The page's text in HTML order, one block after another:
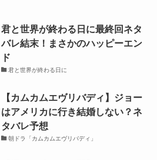
君と世界が終わる日に最終回ネタ
バレ結末！まさかのハッピーエン
ド
君と世界が終わる日に
【カムカムエヴリバディ】ジョー
はアメリカに行き結婚しない？ネ
タバレ予想
朝ドラ「カムカムエヴリバディ」